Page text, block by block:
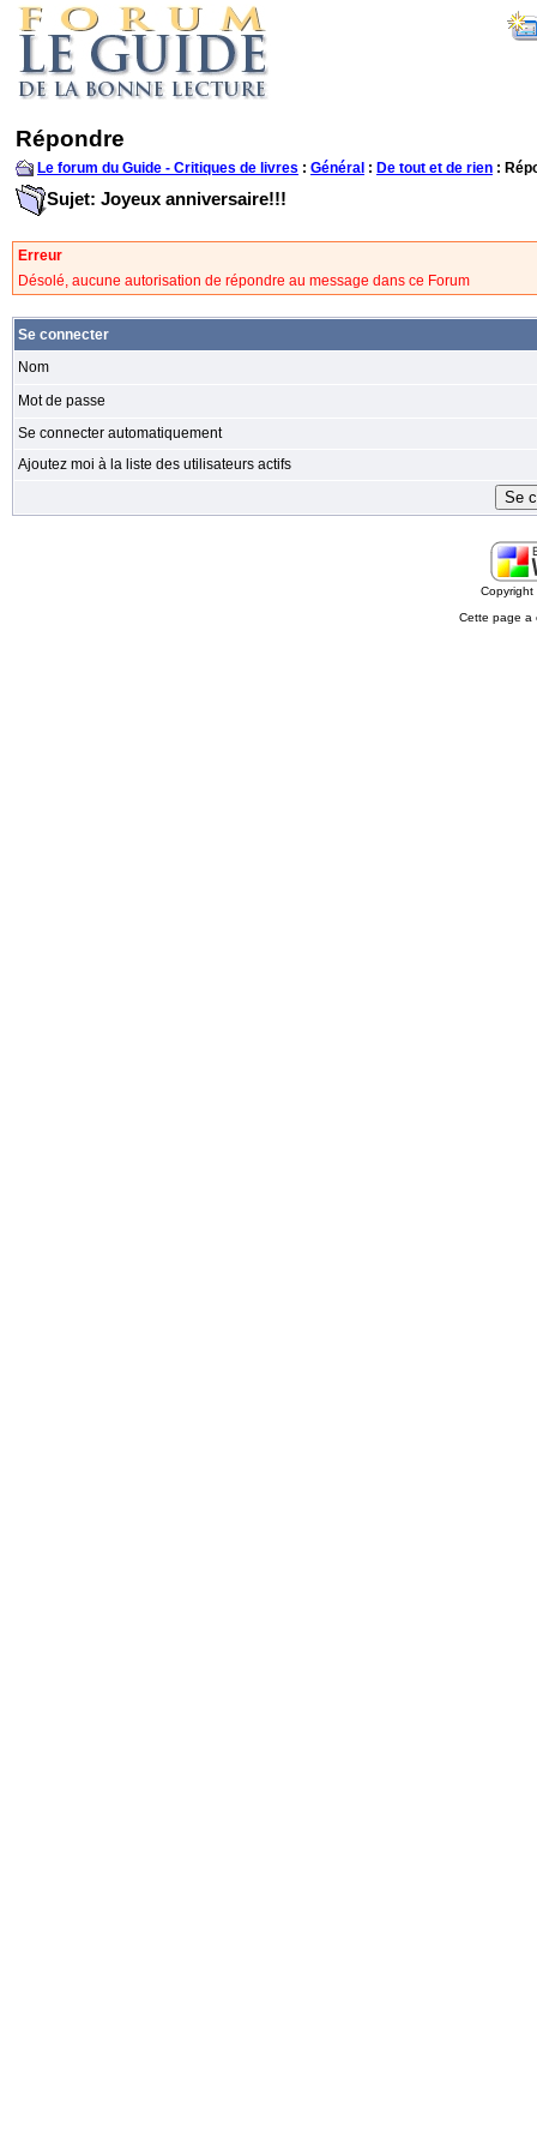
Répondre
Le forum du Guide - Critiques de livres : Général : De tout et de rien :
Sujet: Joyeux anniversaire!!!
Erreur
Désolé, aucune autorisation de répondre au message dans ce Forum
Se connecter
Nom
Mot de passe
Se connecter automatiquement
Ajoutez moi à la liste des utilisateurs actifs
Cette page a